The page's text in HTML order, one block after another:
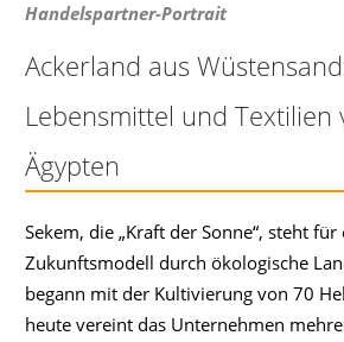
Handelspartner-Portrait
Ackerland aus
Lebensmittel und Textilien
Ägypten
Sekem, die „Kraft der Sonne“, steht
Zukunftsmodell durch ökologische
begann mit der Kultivierung von 70
heute vereint das Unternehmen